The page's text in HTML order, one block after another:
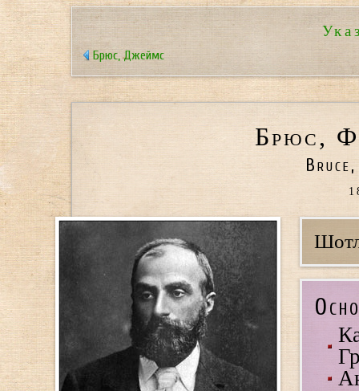
Брюс, Джеймс
Брюс,